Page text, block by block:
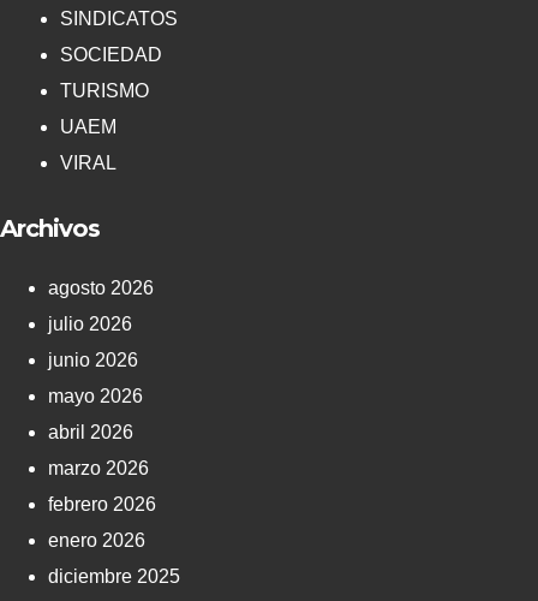
SINDICATOS
SOCIEDAD
TURISMO
UAEM
VIRAL
Archivos
agosto 2026
julio 2026
junio 2026
mayo 2026
abril 2026
marzo 2026
febrero 2026
enero 2026
diciembre 2025